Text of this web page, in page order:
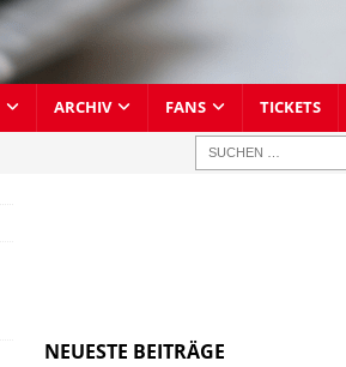
ARCHIV FANS TICKETS
NEUESTE BEITRÄGE